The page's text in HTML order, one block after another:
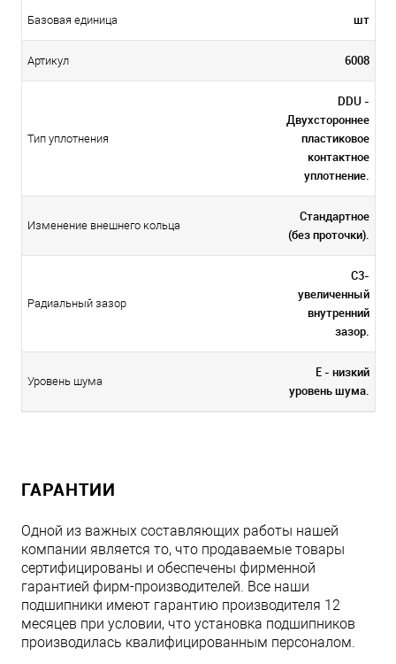
Базовая единица шт
Артикул 6008
Тип уплотнения
DDU -
Двухстороннее
пластиковое
контактное
уплотнение.
Изменение внешнего кольца
Стандартное
(без проточки).
Радиальный зазор
C3-
увеличенный
внутренний
зазор.
Уровень шума
E - низкий
уровень шума.
ГАРАНТИИ
Одной из важных составляющих работы нашей
компании является то, что продаваемые товары
сертифицированы и обеспечены фирменной
гарантией фирм-производителей. Все наши
подшипники имеют гарантию производителя 12
месяцев при условии, что установка подшипников
производилась квалифицированным персоналом.